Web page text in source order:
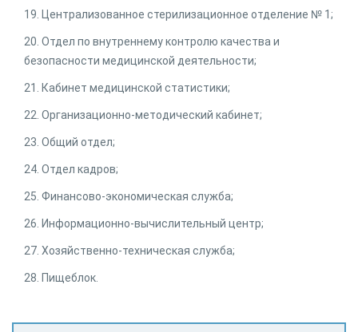
19. Централизованное стерилизационное отделение № 1;
20. Отдел по внутреннему контролю качества и
безопасности медицинской деятельности;
21. Кабинет медицинской статистики;
22. Организационно-методический кабинет;
23. Общий отдел;
24. Отдел кадров;
25. Финансово-экономическая служба;
26. Информационно-вычислительный центр;
27. Хозяйственно-техническая служба;
28. Пищеблок.